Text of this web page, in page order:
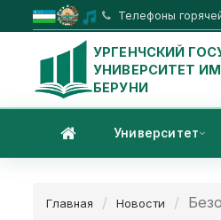
Телефоны
УРГЕНЧСКИЙ
УНИВЕРСИТЕТ
БЕРУНИ
Университет
Главная Новости